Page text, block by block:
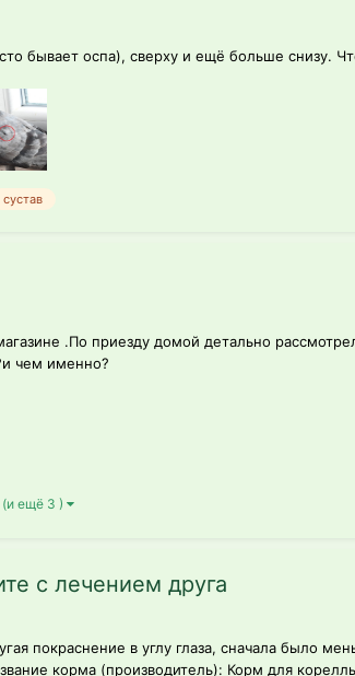
бывает оспа), сверху и ещё больше снизу.
сустав
.По приезду домой детально
чем именно?
(и ещё 3 )
с лечением друга
покраснение в углу глаза, сначала было
корма (производитель): Корм для